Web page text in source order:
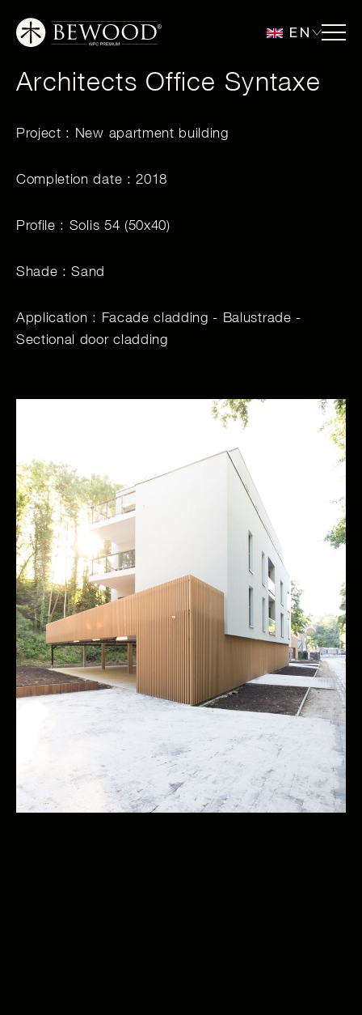
EN
Architects Office Syntaxe
Project : New apartment building
Completion date : 2018
Profile : Solis 54 (50x40)
Shade : Sand
Application : Facade cladding - Balustrade -
Sectional door cladding